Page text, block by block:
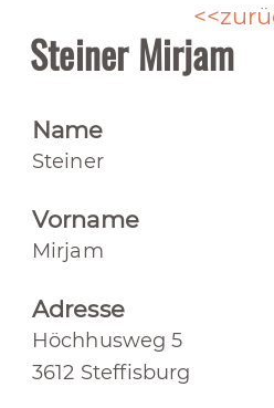
Steiner Mirjam
Name
Steiner
Vorname
Mirjam
Adresse
Höchhusweg 5
3612 Steffisburg